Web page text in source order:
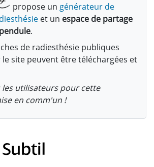
propose un générateur de
et un espace de partage
.
de radiesthésie publiques
site peuvent être téléchargées et
les utilisateurs pour cette
en comm'un !